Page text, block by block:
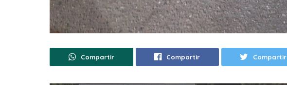
Compartir Compartir Compartir